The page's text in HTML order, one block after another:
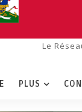
Le
PLUS